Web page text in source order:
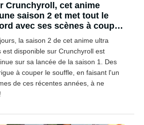
Crunchyroll, cet anime
saison 2 et met tout le
avec ses scènes à couper
la saison 2 de cet anime ultra
est disponible sur Crunchyroll est
sur sa lancée de la saison 1. Des
à couper le souffle, en faisant l'un
de ces récentes années, à ne